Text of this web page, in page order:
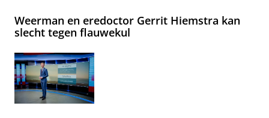
Weerman en eredoctor Gerrit Hiemstra kan
slecht tegen flauwekul